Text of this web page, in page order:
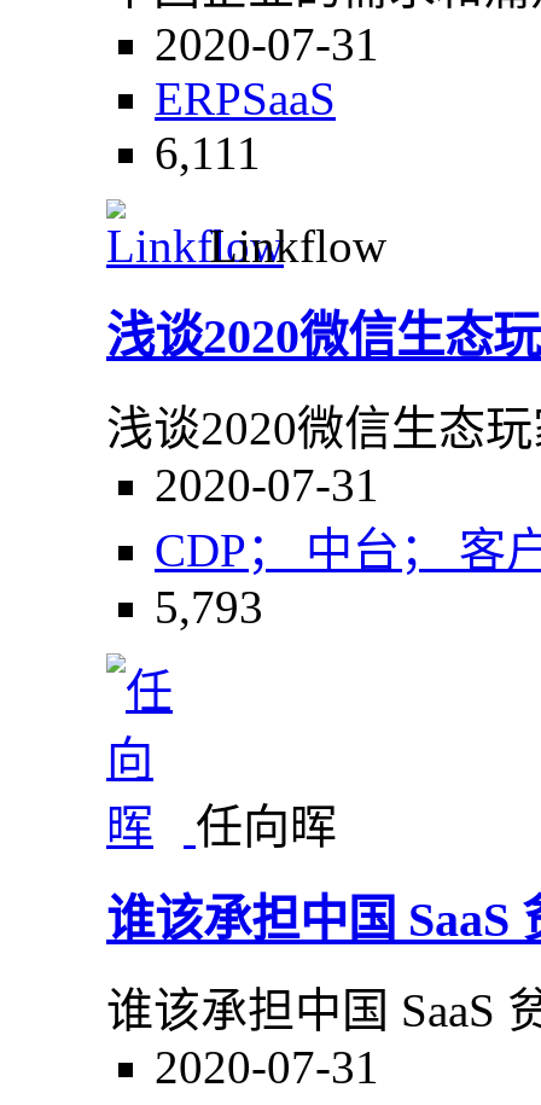
2020-07-31
ERPSaaS
6,111
Linkflow
浅谈2020微信生态
浅谈2020微信生态
2020-07-31
CDP； 中台； 客
5,793
任向晖
谁该承担中国 SaaS
谁该承担中国 SaaS
2020-07-31